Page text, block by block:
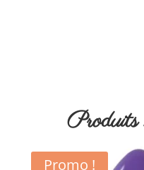
Produits
Promo !